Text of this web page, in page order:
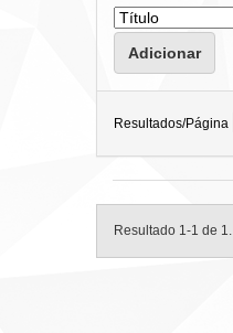
Resultados/Página
Resultado 1-1 de 1.